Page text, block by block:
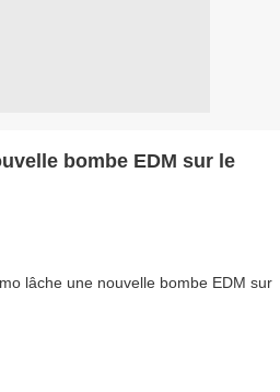
bombe EDM sur le